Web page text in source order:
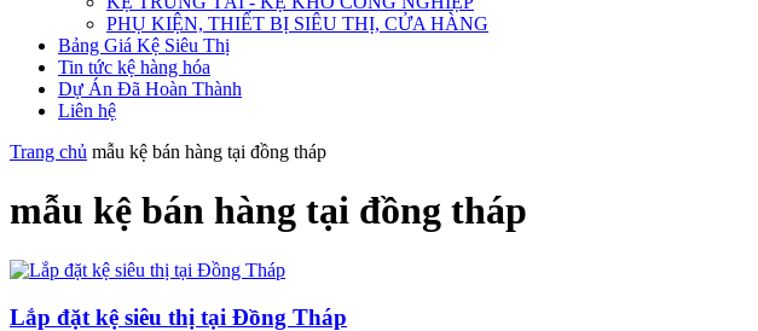
PHỤ KIỆN, THIẾT BỊ SIÊU THỊ, CỬA HÀNG
Bảng Giá Kệ Siêu Thị
Tin tức kệ hàng hóa
Dự Án Đã Hoàn Thành
Liên hệ
Trang chủ mẫu kệ bán hàng tại đồng tháp
mẫu kệ bán hàng tại đồng tháp
Lắp đặt kệ siêu thị tại Đồng Tháp